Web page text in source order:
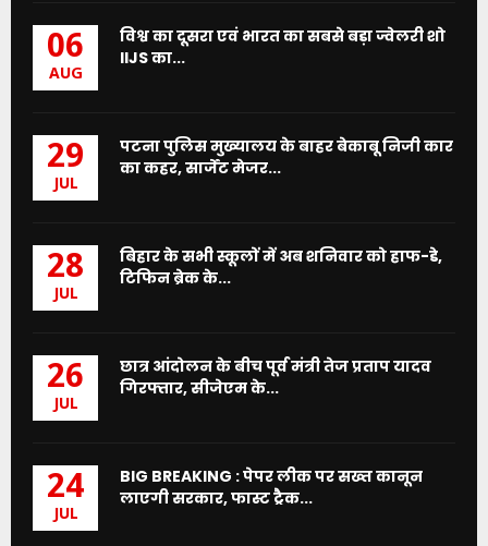
06
AUG
विश्व का दूसरा एवं भारत का सबसे बड़ा ज्वेलरी शो
IIJS का...
29
JUL
पटना पुलिस मुख्यालय के बाहर बेकाबू निजी कार
का कहर, सार्जेंट मेजर...
28
JUL
बिहार के सभी स्कूलों में अब शनिवार को हाफ-डे,
टिफिन ब्रेक के...
26
JUL
छात्र आंदोलन के बीच पूर्व मंत्री तेज प्रताप यादव
गिरफ्तार, सीजेएम के...
24
JUL
BIG BREAKING : पेपर लीक पर सख्त कानून
लाएगी सरकार, फास्ट ट्रैक...